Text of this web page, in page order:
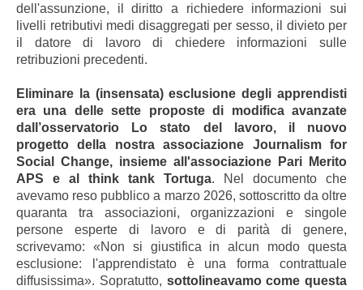
dell'assunzione, il diritto a richiedere informazioni sui
livelli retributivi medi disaggregati per sesso, il divieto per
il datore di lavoro di chiedere informazioni sulle
retribuzioni precedenti.
Eliminare la (insensata) esclusione degli apprendisti
era una delle sette proposte di modifica avanzate
dall’osservatorio Lo stato del lavoro, il nuovo
progetto della nostra associazione Journalism for
Social Change, insieme all'associazione Pari Merito
APS e al think tank Tortuga. Nel documento che
avevamo reso pubblico a marzo 2026, sottoscritto da oltre
quaranta tra associazioni, organizzazioni e singole
persone esperte di lavoro e di parità di genere,
scrivevamo: «Non si giustifica in alcun modo questa
esclusione: l'apprendistato è una forma contrattuale
diffusissima». Sopratutto, sottolineavamo come questa